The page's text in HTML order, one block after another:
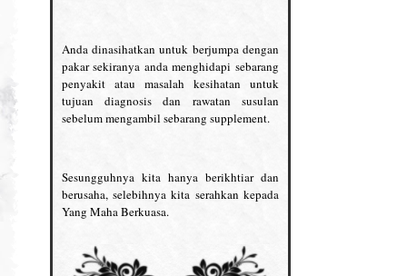
Anda dinasihatkan untuk berjumpa dengan
pakar sekiranya anda menghidapi sebarang
penyakit atau masalah kesihatan untuk
tujuan diagnosis dan rawatan susulan
sebelum mengambil sebarang supplement.
Sesungguhnya kita hanya berikhtiar dan
berusaha, selebihnya kita serahkan kepada
Yang Maha Berkuasa.